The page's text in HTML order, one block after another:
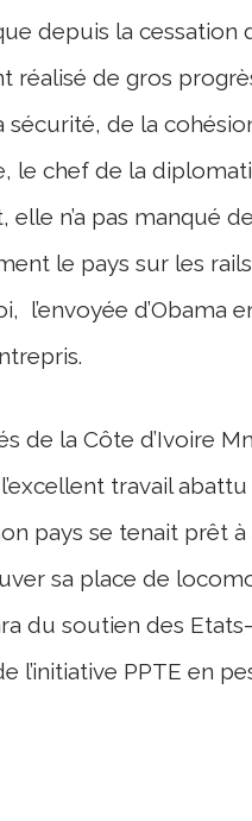
depuis la cessation
réalisé de gros
sécurité, de la
le chef de la
n’a pas manqué
le pays sur les
l’envoyée d’Obama
de la Côte d’Ivoire
travail
pays se tenait prêt à
sa place de
du soutien des
l’initiative PPTE en